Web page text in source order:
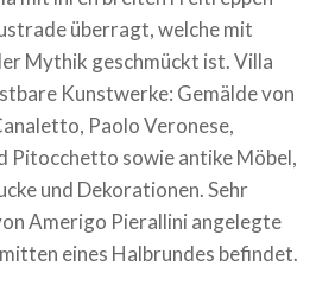
überragt, welche mit
Mythik geschmückt ist. Villa
Kunstwerke: Gemälde von
Paolo Veronese,
Pitocchetto sowie antike Möbel,
und Dekorationen. Sehr
Amerigo Pierallini angelegte
eines Halbrundes befindet.